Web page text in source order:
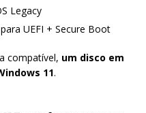
Legacy
UEFI + Secure Boot
compatível, um disco em
11.